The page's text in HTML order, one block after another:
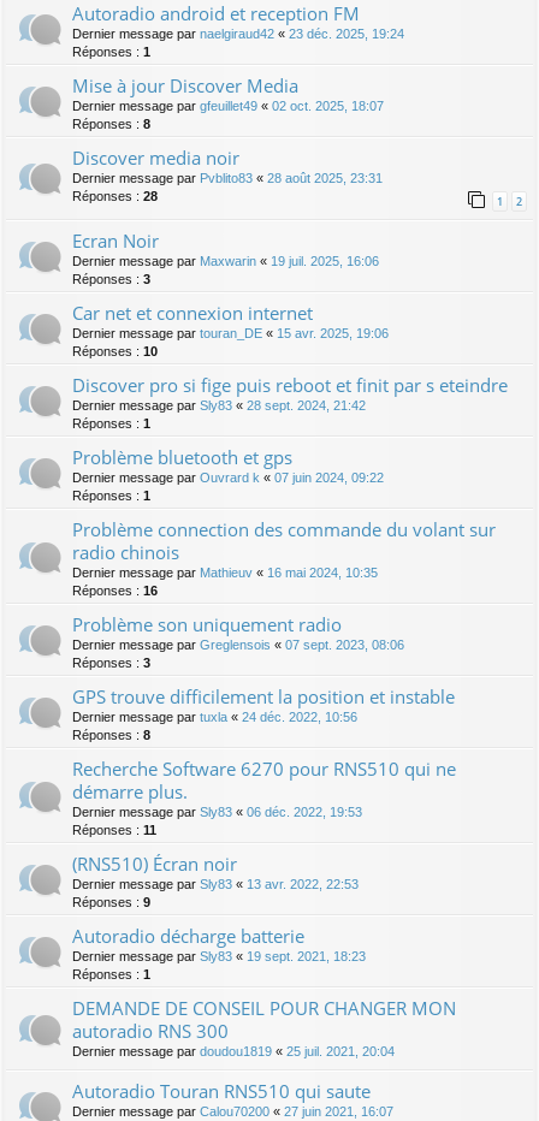
Autoradio android et reception FM
Dernier message par naelgiraud42 « 23 déc. 2025, 19:24
Réponses : 1
Mise à jour Discover Media
Dernier message par gfeuillet49 « 02 oct. 2025, 18:07
Réponses : 8
Discover media noir
Dernier message par Pvblito83 « 28 août 2025, 23:31
Réponses : 28 1 2
Ecran Noir
Dernier message par Maxwarin « 19 juil. 2025, 16:06
Réponses : 3
Car net et connexion internet
Dernier message par touran_DE « 15 avr. 2025, 19:06
Réponses : 10
Discover pro si fige puis reboot et finit par s eteindre
Dernier message par Sly83 « 28 sept. 2024, 21:42
Réponses : 1
Problème bluetooth et gps
Dernier message par Ouvrard k « 07 juin 2024, 09:22
Réponses : 1
Problème connection des commande du volant sur
radio chinois
Dernier message par Mathieuv « 16 mai 2024, 10:35
Réponses : 16
Problème son uniquement radio
Dernier message par Greglensois « 07 sept. 2023, 08:06
Réponses : 3
GPS trouve difficilement la position et instable
Dernier message par tuxla « 24 déc. 2022, 10:56
Réponses : 8
Recherche Software 6270 pour RNS510 qui ne
démarre plus.
Dernier message par Sly83 « 06 déc. 2022, 19:53
Réponses : 11
(RNS510) Écran noir
Dernier message par Sly83 « 13 avr. 2022, 22:53
Réponses : 9
Autoradio décharge batterie
Dernier message par Sly83 « 19 sept. 2021, 18:23
Réponses : 1
DEMANDE DE CONSEIL POUR CHANGER MON
autoradio RNS 300
Dernier message par doudou1819 « 25 juil. 2021, 20:04
Autoradio Touran RNS510 qui saute
Dernier message par Calou70200 « 27 juin 2021, 16:07